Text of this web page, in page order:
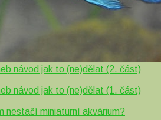
návod jak to (ne)dělat (2. část)
návod jak to (ne)dělat (1. část)
nestačí miniaturní akvárium?